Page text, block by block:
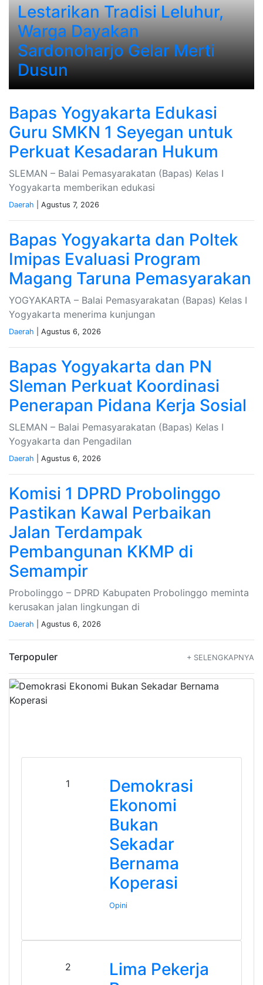
Lestarikan Tradisi Leluhur,
Warga Dayakan
Sardonoharjo Gelar Merti
Dusun
Bapas Yogyakarta Edukasi
Guru SMKN 1 Seyegan untuk
Perkuat Kesadaran Hukum
SLEMAN – Balai Pemasyarakatan (Bapas) Kelas I
Yogyakarta memberikan edukasi
Daerah | Agustus 7, 2026
Bapas Yogyakarta dan Poltek
Imipas Evaluasi Program
Magang Taruna Pemasyarakan
YOGYAKARTA – Balai Pemasyarakatan (Bapas) Kelas I
Yogyakarta menerima kunjungan
Daerah | Agustus 6, 2026
Bapas Yogyakarta dan PN
Sleman Perkuat Koordinasi
Penerapan Pidana Kerja Sosial
SLEMAN – Balai Pemasyarakatan (Bapas) Kelas I
Yogyakarta dan Pengadilan
Daerah | Agustus 6, 2026
Komisi 1 DPRD Probolinggo
Pastikan Kawal Perbaikan
Jalan Terdampak
Pembangunan KKMP di
Semampir
Probolinggo – DPRD Kabupaten Probolinggo meminta
kerusakan jalan lingkungan di
Daerah | Agustus 6, 2026
Terpopuler + SELENGKAPNYA
1
Demokrasi
Ekonomi
Bukan
Sekadar
Bernama
Koperasi
Opini
2
Lima Pekerja